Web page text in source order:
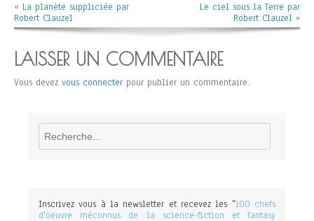
« La planète suppliciée par
Robert Clauzel
Le ciel sous la Terre par
Robert Clauzel »
LAISSER UN COMMENTAIRE
Vous devez vous connecter pour publier un commentaire.
Rechercher
Inscrivez vous à la newsletter et recevez les "100 chefs
d'oeuvre méconnus de la science-fiction et fantasy